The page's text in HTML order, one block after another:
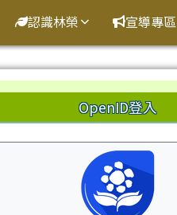
鎮林榮國小
認識林榮 宣導專區
內容OpenID登入